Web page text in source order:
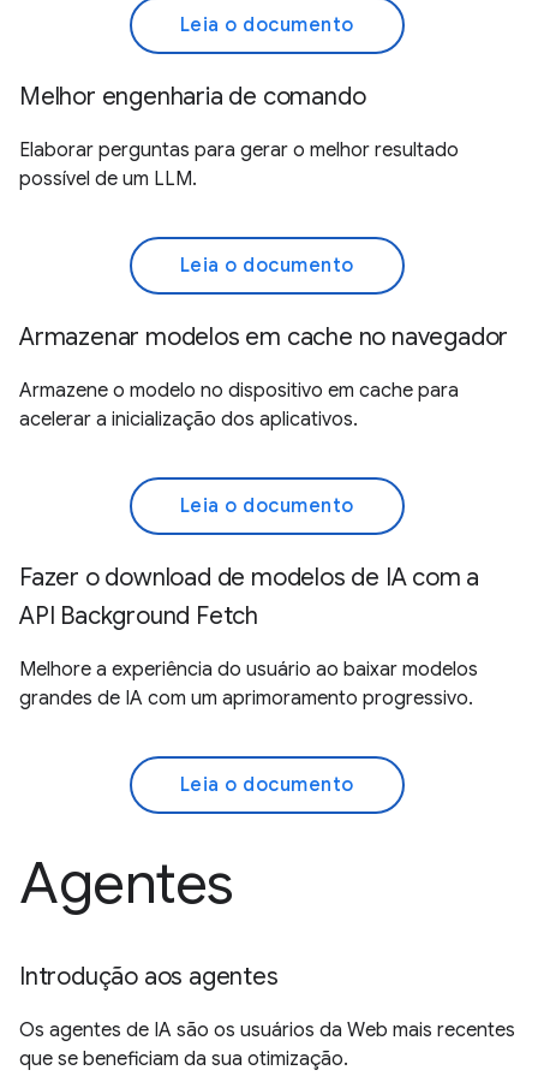
Leia o documento
Melhor engenharia de comando
Elaborar perguntas para gerar o melhor resultado
possível de um LLM.
Leia o documento
Armazenar modelos em cache no navegador
Armazene o modelo no dispositivo em cache para
acelerar a inicialização dos aplicativos.
Leia o documento
Fazer o download de modelos de IA com a
API Background Fetch
Melhore a experiência do usuário ao baixar modelos
grandes de IA com um aprimoramento progressivo.
Leia o documento
Agentes
Introdução aos agentes
Os agentes de IA são os usuários da Web mais recentes
que se beneficiam da sua otimização.